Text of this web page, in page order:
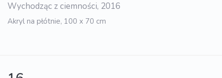
Wychodząc z ciemności, 2016
Akryl na płótnie, 100 x 70 cm